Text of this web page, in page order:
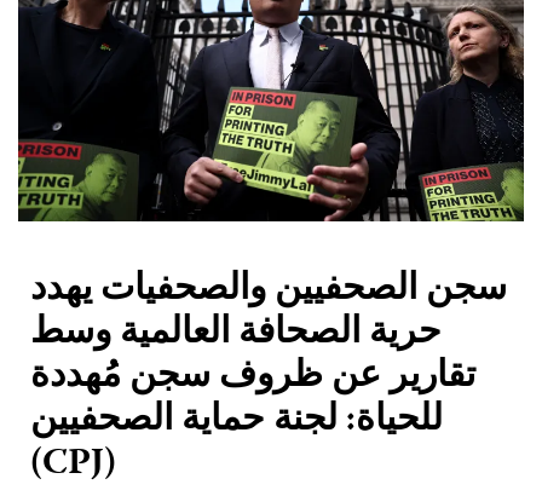
سجن الصحفيين والصحفيات يهدد
حرية الصحافة العالمية وسط
تقارير عن ظروف سجن مُهددة
للحياة: لجنة حماية الصحفيين
(CPJ)